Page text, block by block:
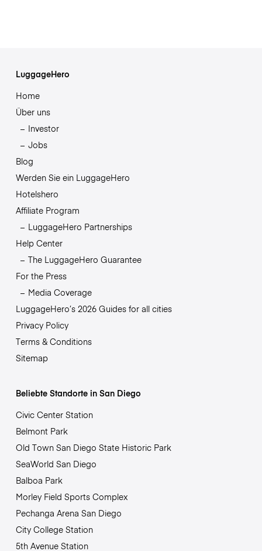
LuggageHero
Home
Über uns
Investor
Jobs
Blog
Werden Sie ein LuggageHero
Hotelshero
Affiliate Program
LuggageHero Partnerships
Help Center
The LuggageHero Guarantee
For the Press
Media Coverage
LuggageHero’s 2026 Guides for all cities
Privacy Policy
Terms & Conditions
Sitemap
Beliebte Standorte in San Diego
Civic Center Station
Belmont Park
Old Town San Diego State Historic Park
SeaWorld San Diego
Balboa Park
Morley Field Sports Complex
Pechanga Arena San Diego
City College Station
5th Avenue Station